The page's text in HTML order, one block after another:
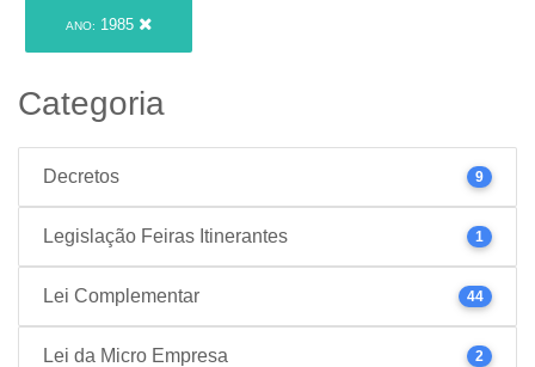
ANO: 1985
Categoria
Decretos 9
Legislação Feiras Itinerantes 1
Lei Complementar 44
Lei da Micro Empresa 2